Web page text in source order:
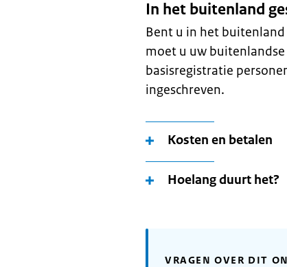
In het buitenland
Bent u in het
moet u uw
basisregistratie
ingeschreven.
Kosten en betalen
Hoelang duurt het?
VRAGEN OVER DIT